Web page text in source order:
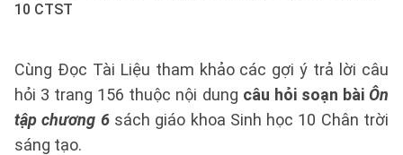
10 CTST
Cùng Đọc Tài Liệu tham khảo các gợi ý trả lời câu
hỏi 3 trang 156 thuộc nội dung câu hỏi soạn bàiÔn
tập chương 6 sách giáo khoa Sinh học 10 Chân trời
sáng tạo.